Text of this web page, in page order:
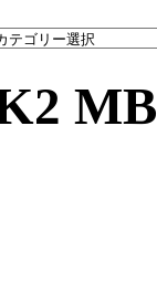
MB